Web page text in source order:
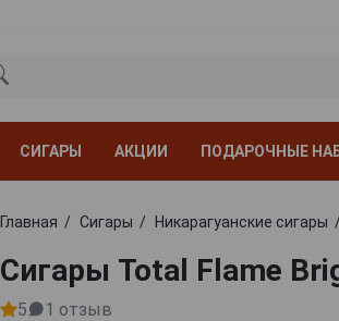
СИГАРЫ АКЦИИ ПОДАРОЧНЫЕ
Главная Сигары Никарагуанские сигары
Сигары Total Flame
5 1 отзыв